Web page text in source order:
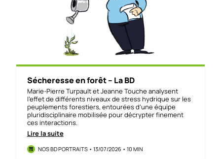
Sécheresse en forêt – La BD
Marie-Pierre Turpault et Jeanne Touche analysent
l’effet de différents niveaux de stress hydrique sur les
peuplements forestiers, entourées d’une équipe
pluridisciplinaire mobilisée pour décrypter finement
ces interactions.
Lire la suite
NOS BD PORTRAITS • 13/07/2026 • 10 MIN